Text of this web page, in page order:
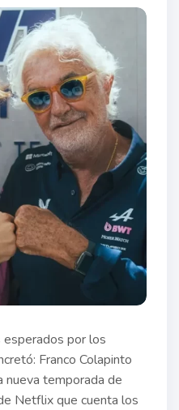
por los
Franco Colapinto
nueva temporada de
Netflix que cuenta los